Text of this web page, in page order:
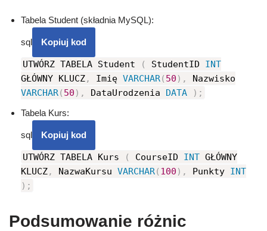
Tabela Student (składnia MySQL):
sql Kopiuj kod
UTWÓRZ TABELA Student ( StudentID INT
GŁÓWNY KLUCZ, Imię VARCHAR( 50 ) ,
Nazwisko
VARCHAR( 50 ) , DataUrodzenia DATA ) ;
Tabela Kurs:
sql Kopiuj kod
UTWÓRZ TABELA Kurs ( CourseID INTGŁÓWNY
KLUCZ, NazwaKursu VARCHAR( 100 ) , Punkty INT
) ;
Podsumowanie różnic